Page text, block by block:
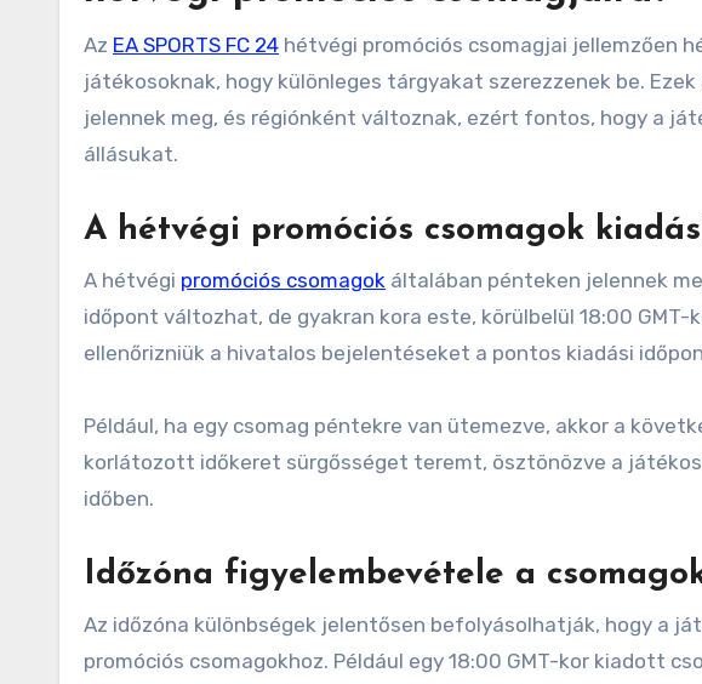
Az EA SPORTS FC 24 hétvégi promóciós csomagjai jellemzően
játékosoknak, hogy különleges tárgyakat szerezzenek be.
jelennek meg, és régiónként változnak, ezért fontos, hogy a
állásukat.
A hétvégi promóciós csomagok
A hétvégi promóciós csomagok általában pénteken jelennek
időpont változhat, de gyakran kora este, körülbelül 18:00 GMT-
ellenőrizniük a hivatalos bejelentéseket a pontos kiadási
Például, ha egy csomag péntekre van ütemezve, akkor a
korlátozott időkeret sürgősséget teremt, ösztönözve a
időben.
Időzóna figyelembevétele a
Az időzóna különbségek jelentősen befolyásolhatják, hogy a
promóciós csomagokhoz. Például egy 18:00 GMT-kor kiadott